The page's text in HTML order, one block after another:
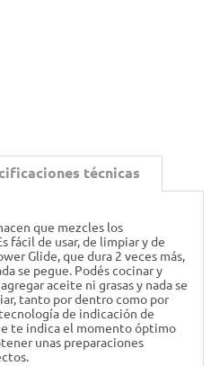
técnicas
que mezcles los
fácil de usar, de limpiar y de
Glide, que dura 2 veces más,
se pegue. Podés cocinar y
aceite ni grasas y nada se
tanto por dentro como por
de indicación de
te indica el momento óptimo
unas preparaciones